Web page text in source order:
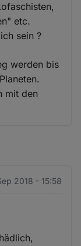
etc.
sein ?
werden bis
mit den
2018 - 15:58